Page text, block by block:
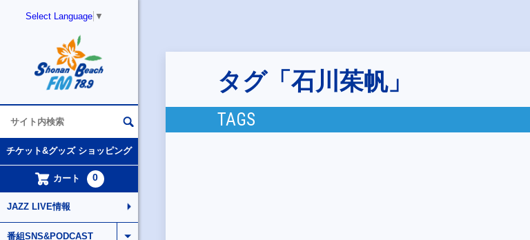
Select Language ▼
チケット&グッズ ショッピング
カート 0
JAZZ LIVE情報
番組SNS&PODCAST
タグ「石川茱帆」
TAGS